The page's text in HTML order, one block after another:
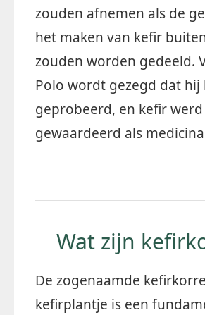
zouden afnemen als de
het maken van kefir
zouden worden gedeeld.
Polo wordt gezegd dat
geprobeerd, en kefir werd
gewaardeerd als
Wat zijn
De zogenaamde
kefirplantje is een